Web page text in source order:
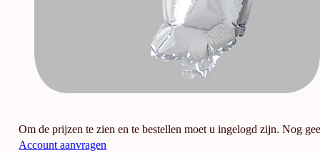
Om de prijzen te zien en te bestellen moet u ingelogd zijn. Nog
Account aanvragen